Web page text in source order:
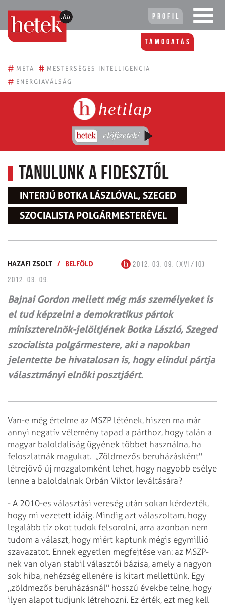
Profil
Támogatás
# META # MESTERSÉGES INTELLIGENCIA
# ENERGIAVÁLSÁG
hetilap
Tanulunk a Fidesztől
INTERJÚ BOTKA LÁSZLÓVAL, SZEGED
SZOCIALISTA POLGÁRMESTERÉVEL
HAZAFI ZSOLT / BELFÖLD
2012. 03. 09. (XVI/10)
2012. 03. 09.
Bajnai Gordon mellett még más személyeket is
el tud képzelni a demokratikus pártok
miniszterelnök-jelöltjének Botka László, Szeged
szocialista polgármestere, aki a napokban
jelentette be hivatalosan is, hogy elindul pártja
választmányi elnöki posztjáért.
Van-e még értelme az MSZP létének, hiszen ma már
annyi negatív vélemény tapad a párthoz, hogy talán a
magyar baloldaliság ügyének többet használna, ha
feloszlatnák magukat. „Zöldmezős beruházásként"
létrejövő új mozgalomként lehet, hogy nagyobb esélye
lenne a baloldalnak Orbán Viktor leváltására?
- A 2010-es választási vereség után sokan kérdezték,
hogy mi vezetett idáig. Mindig azt válaszoltam, hogy
legalább tíz okot tudok felsorolni, arra azonban nem
tudom a választ, hogy miért kaptunk mégis egymillió
szavazatot. Ennek egyetlen megfejtése van: az MSZP-
nek van olyan stabil választói bázisa, amely a nagyon
sok hiba, nehézség ellenére is kitart mellettünk. Egy
„zöldmezős beruházásnál" hosszú évekbe telne, hogy
ilyen alapot tudjunk létrehozni. Ez érték, ezt meg kell